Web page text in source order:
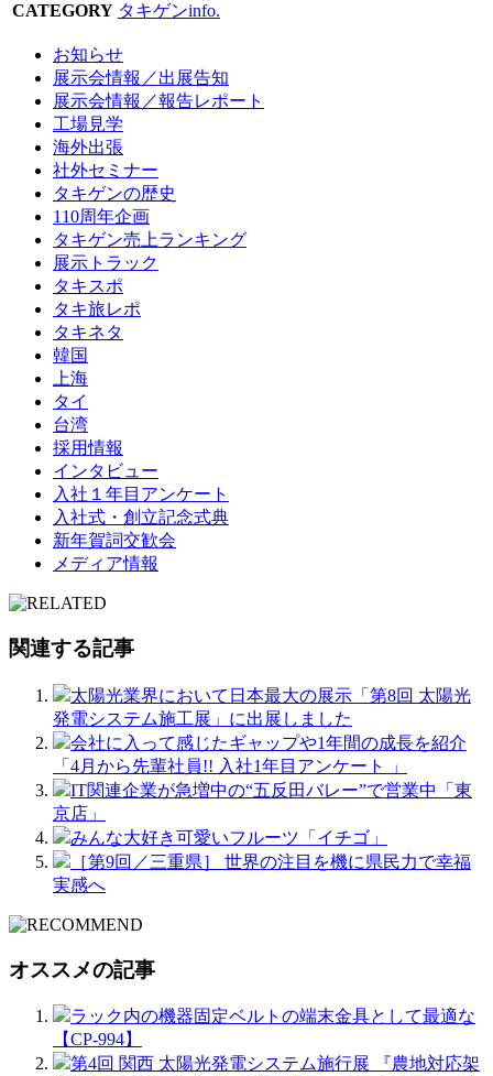
CATEGORY タキゲンinfo.
お知らせ
展示会情報／出展告知
展示会情報／報告レポート
工場見学
海外出張
社外セミナー
タキゲンの歴史
110周年企画
タキゲン売上ランキング
展示トラック
タキスポ
タキ旅レポ
タキネタ
韓国
上海
タイ
台湾
採用情報
インタビュー
入社１年目アンケート
入社式・創立記念式典
新年賀詞交歓会
メディア情報
関連する記事
太陽光業界において日本最大の展示「第8回 太陽光
発電システム施工展」に出展しました
会社に入って感じたギャップや1年間の成長を紹介
「4月から先輩社員!! 入社1年目アンケート 」
IT関連企業が急増中の“五反田バレー”で営業中「東
京店」
みんな大好き可愛いフルーツ「イチゴ」
［第9回／三重県］ 世界の注目を機に県民力で幸福
実感へ
オススメの記事
ラック内の機器固定ベルトの端末金具として最適な
【CP-994】
第4回 関西 太陽光発電システム施行展 『農地対応架